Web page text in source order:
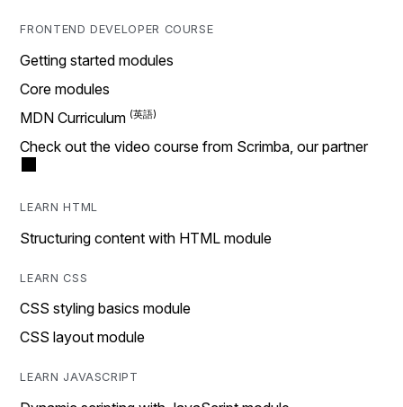
FRONTEND DEVELOPER COURSE
Getting started modules
Core modules
MDN Curriculum
Check out the video course from Scrimba, our partner
LEARN HTML
Structuring content with HTML module
LEARN CSS
CSS styling basics module
CSS layout module
LEARN JAVASCRIPT